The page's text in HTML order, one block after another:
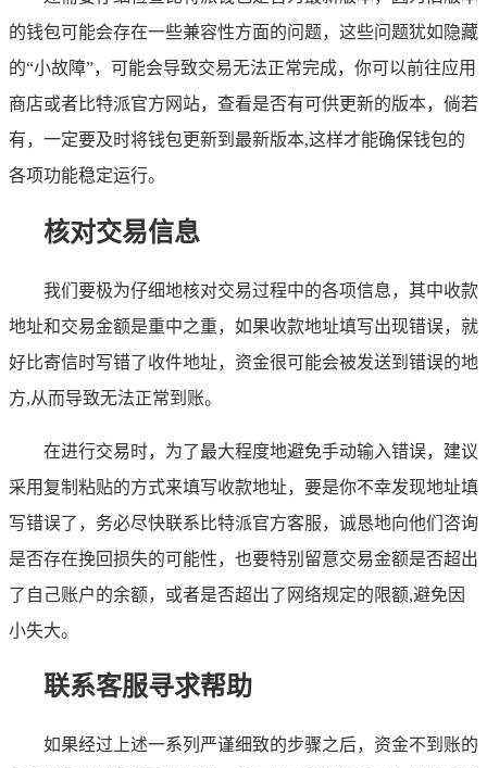
的钱包可能会存在一些兼容性方面的问题，这些问题犹如隐藏
的“小故障”，可能会导致交易无法正常完成，你可以前往应用
商店或者比特派官方网站，查看是否有可供更新的版本，倘若
有，一定要及时将钱包更新到最新版本,这样才能确保钱包的
各项功能稳定运行。
核对交易信息
我们要极为仔细地核对交易过程中的各项信息，其中收款
地址和交易金额是重中之重，如果收款地址填写出现错误，就
好比寄信时写错了收件地址，资金很可能会被发送到错误的地
方,从而导致无法正常到账。
在进行交易时，为了最大程度地避免手动输入错误，建议
采用复制粘贴的方式来填写收款地址，要是你不幸发现地址填
写错误了，务必尽快联系比特派官方客服，诚恳地向他们咨询
是否存在挽回损失的可能性，也要特别留意交易金额是否超出
了自己账户的余额，或者是否超出了网络规定的限额,避免因
小失大。
联系客服寻求帮助
如果经过上述一系列严谨细致的步骤之后，资金不到账的